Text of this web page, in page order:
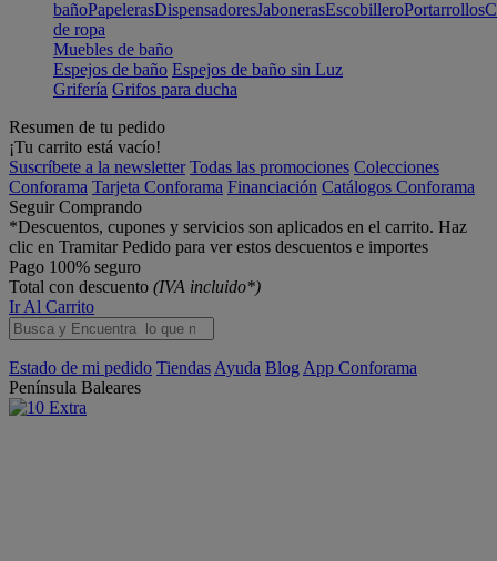
bañoPapelerasDispensadoresJabonerasEscobilleroPortarrollos
de ropa
Muebles de baño
Espejos de baño Espejos de baño sin Luz
Grifería Grifos para ducha
Resumen de tu pedido
¡Tu carrito está vacío!
Suscríbete a la newsletter Todas las promociones Colecciones
Conforama Tarjeta Conforama Financiación Catálogos Conforama
Seguir Comprando
*Descuentos, cupones y servicios son aplicados en el carrito. Haz
clic en Tramitar Pedido para ver estos descuentos e importes
Pago 100% seguro
Total con descuento (IVA incluido*)
Ir Al Carrito
Estado de mi pedido Tiendas Ayuda Blog App Conforama
Península Baleares